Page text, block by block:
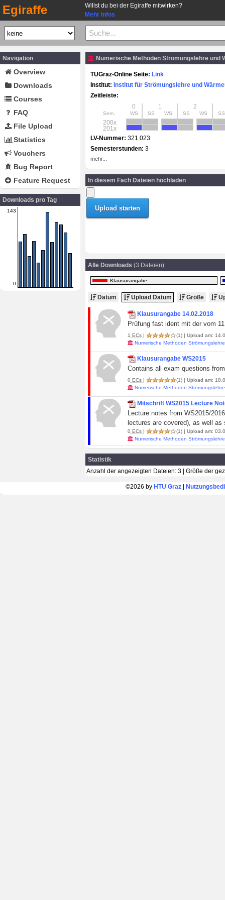
Egiraffe
Willst du bei der Egiraffe mitwirken?
Mehr Infos
Navigation
Overview
Downloads
Courses
FAQ
File Upload
Statistics
Vouchers
Bug Report
Feature Request
Downloads pro Tag
143
0
Numerische Methoden Strömungslehre und
TUGraz-Online Seite: Link
Institut: Institut für Strömungslehre und
Zeitleiste:
0
1 2
Sem. WS SS WS SS WS SS
200x
201x
LV-Nummer: 321.023
Semesterstunden: 3
mehr...
In diesem Fach Dateien hochladen
Alle Downloads (3 Dateien)
Klausurangabe
Datum Upload Datum Größe
Klausurangabe 14.02.2018
Prüfung fast ident mit der vom
1 ECs | (1) | Upload am:
Numerische Methoden
Klausurangabe WS2015
Contains all exam questions
0 ECs | (1) | Upload am:
Numerische Methoden
Mitschrift WS2015 Lecture
Lecture notes from WS2015/
lectures are covered), as well
0 ECs | (1) | Upload am:
Numerische Methoden
Statistik
Anzahl der angezeigten Dateien: 3 | Größe der
©2026 by HTU Graz|